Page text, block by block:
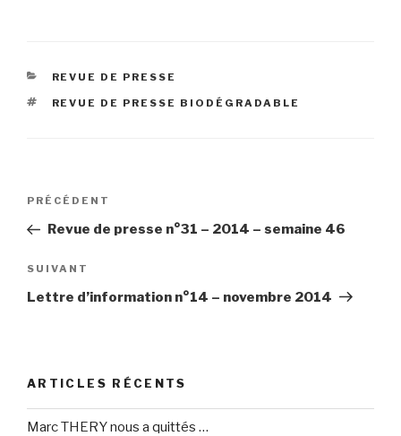
CATÉGORIES
REVUE DE PRESSE
ÉTIQUETTES
REVUE DE PRESSE BIODÉGRADABLE
Navigation
l’article
Article
précédent
PRÉCÉDENT
Revue de presse n°31 – 2014 – semaine 46
Article
suivant
SUIVANT
Lettre d’information n°14 – novembre 2014
ARTICLES RÉCENTS
Marc THERY nous a quittés …